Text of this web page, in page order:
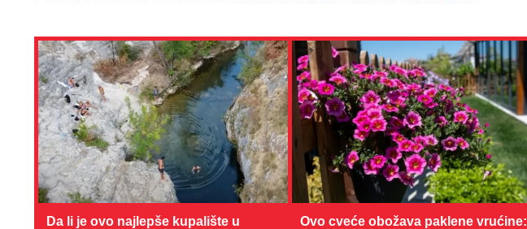
Da li je ovo najlepše kupalište u
Ovo cveće obožava paklene vrućine: